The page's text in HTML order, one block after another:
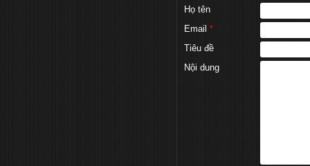
Họ tên
Email *
Tiêu đề
Nội dung